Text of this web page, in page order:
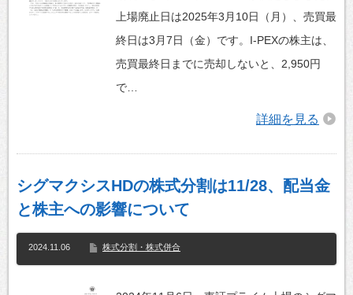
上場廃止日は2025年3月10日（月）、売買最
終日は3月7日（金）です。I-PEXの株主は、
売買最終日までに売却しないと、2,950円
で…
詳細を見る
シグマクシスHDの株式分割は11/28、配当金
と株主への影響について
2024.11.06 株式分割・株式併合